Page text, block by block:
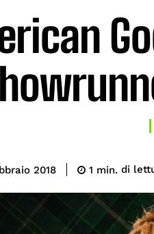
2018 1 min. di